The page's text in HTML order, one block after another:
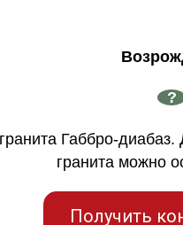
?
Габбро-
гранита можно
Получить